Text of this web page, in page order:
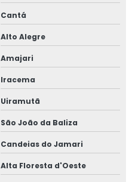
Cantá
Alto Alegre
Amajari
Iracema
Uiramutã
São João da Baliza
Candeias do Jamari
Alta Floresta d'Oeste